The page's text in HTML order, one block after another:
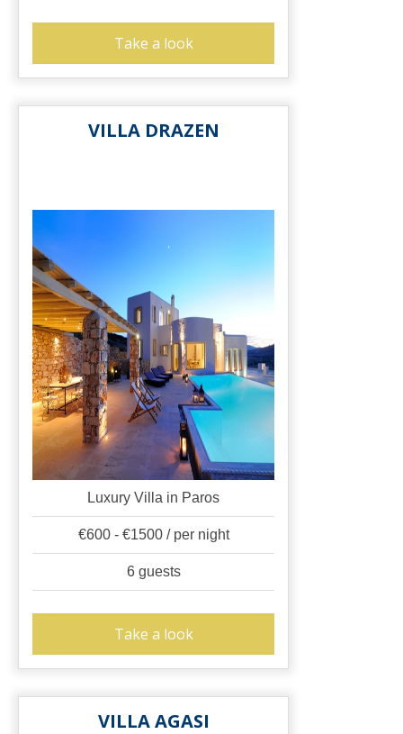
Take a look
VILLA DRAZEN
Luxury Villa in Paros
€600 - €1500 / per night
6 guests
Take a look
VILLA AGASI